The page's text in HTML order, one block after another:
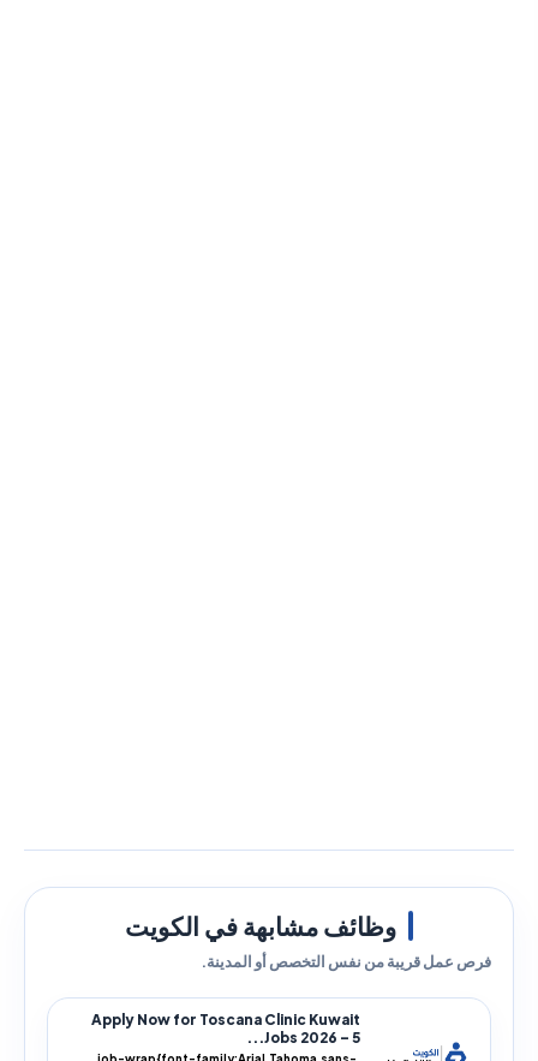
وظائف مشابهة في الكويت
فرص عمل قريبة من نفس التخصص أو المدينة.
Apply Now for Toscana Clinic Kuwait
Jobs 2026 – 5...